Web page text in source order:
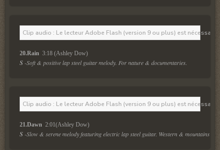
Clip audio : Le lecteur Adobe Flash (version 9 ou plus) est
20.Rain 3:18 (Ashley Dow)
S -Soft & positive lap steel guitar melody. For nature & documentaries.
Clip audio : Le lecteur Adobe Flash (version 9 ou plus) est
21.Dawn 2:01(Ashley Dow)
S -Slow & serene melody featuring electric lap steel guitar. Western & mountains